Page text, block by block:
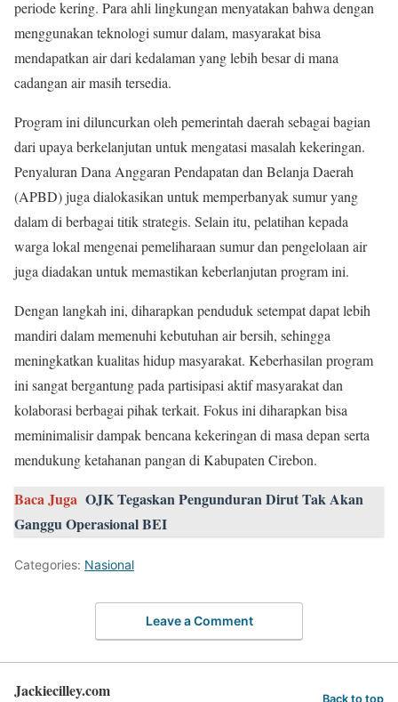
periode kering. Para ahli lingkungan menyatakan bahwa dengan
menggunakan teknologi sumur dalam, masyarakat bisa
mendapatkan air dari kedalaman yang lebih besar di mana
cadangan air masih tersedia.
Program ini diluncurkan oleh pemerintah daerah sebagai bagian
dari upaya berkelanjutan untuk mengatasi masalah kekeringan.
Penyaluran Dana Anggaran Pendapatan dan Belanja Daerah
(APBD) juga dialokasikan untuk memperbanyak sumur yang
dalam di berbagai titik strategis. Selain itu, pelatihan kepada
warga lokal mengenai pemeliharaan sumur dan pengelolaan air
juga diadakan untuk memastikan keberlanjutan program ini.
Dengan langkah ini, diharapkan penduduk setempat dapat lebih
mandiri dalam memenuhi kebutuhan air bersih, sehingga
meningkatkan kualitas hidup masyarakat. Keberhasilan program
ini sangat bergantung pada partisipasi aktif masyarakat dan
kolaborasi berbagai pihak terkait. Fokus ini diharapkan bisa
meminimalisir dampak bencana kekeringan di masa depan serta
mendukung ketahanan pangan di Kabupaten Cirebon.
Baca Juga OJK Tegaskan Pengunduran Dirut Tak Akan
Ganggu Operasional BEI
Categories: Nasional
Leave a Comment
Jackiecilley.com Back to top